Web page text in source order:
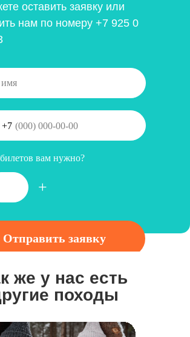
+7
вам нужно?
+
Отправить заявку
кнопку, Вы соглашаетесь с условиями
ости.
оставить заявку или
нам по номеру +7 925 0
же у нас есть
походы